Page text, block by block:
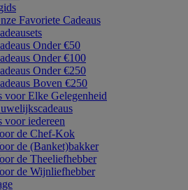
Favoriete Cadeaus
Onder €50
Onder €100
Onder €250
Boven €250
voor Elke Gelegenheid
voor iedereen
de Chef-Kok
de (Banket)bakker
de Theeliefhebber
de Wijnliefhebber